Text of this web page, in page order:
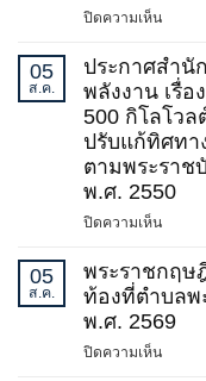
ซึ่ง
อสังห
(ฉบับ
ที่
2)
พ.ศ.
2569
ปิดความเห็นบน
สำนัก
คณะ
กรรมก
กิจการ
พลังง
เรื่อง
กำหนด
ระบบ
โครง
ข่าย
ไฟฟ้า
500
05
ส.ค.
ประกาศสำนั
พลังงาน เรื่อ
500 กิโลโวล
ปรับแก้ทิศทา
ตามพระราช
พ.ศ. 2550
ปิดความเห็นบน
สำนัก
คณะ
กรรมก
กิจการ
05
ส.ค.
พระราชกฤษ
ท้องที่ตำบลพ
พ.ศ. 2569
ปิดความเห็นบน